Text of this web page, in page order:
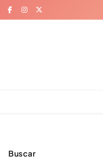
Buscar